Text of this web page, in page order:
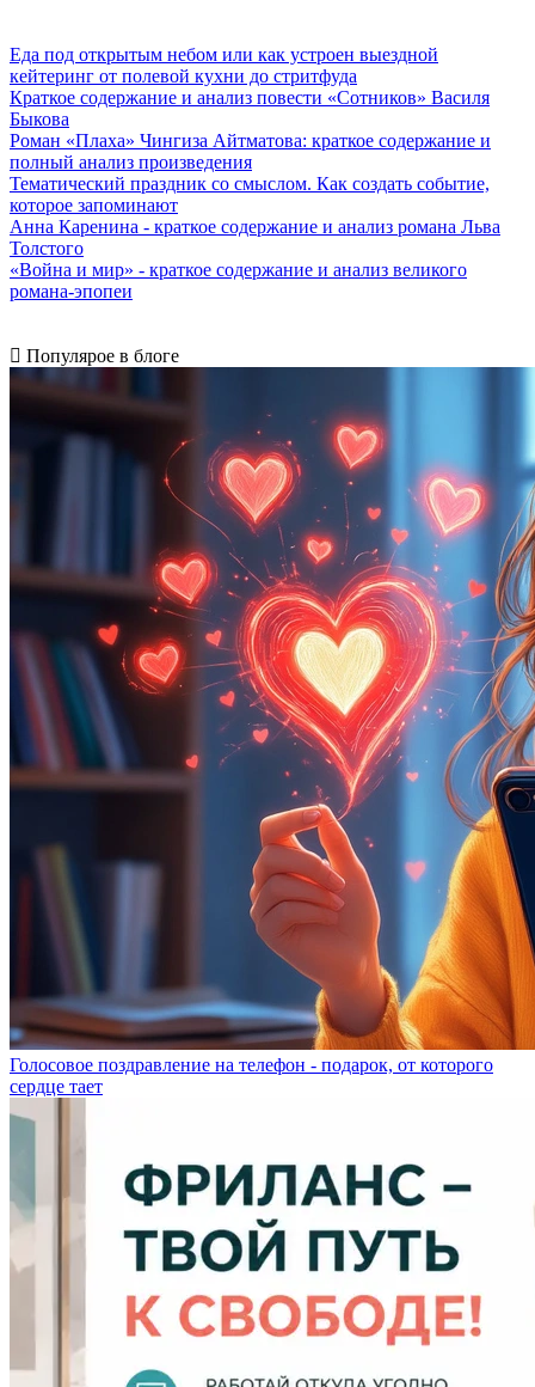
Еда под открытым небом или как устроен выездной
кейтеринг от полевой кухни до стритфуда
Краткое содержание и анализ повести «Сотников» Василя
Быкова
Роман «Плаха» Чингиза Айтматова: краткое содержание и
полный анализ произведения
Тематический праздник со смыслом. Как создать событие,
которое запоминают
Анна Каренина - краткое содержание и анализ романа Льва
Толстого
«Война и мир» - краткое содержание и анализ великого
романа-эпопеи
Популярое в блоге
Голосовое поздравление на телефон - подарок, от которого
сердце тает